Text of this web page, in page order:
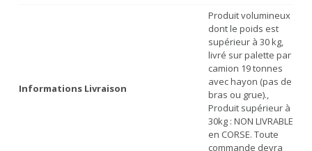
Informations Livraison
Produit volumineux
dont le poids est
supérieur à 30 kg,
livré sur palette par
camion 19 tonnes
avec hayon (pas de
bras ou grue).,
Produit supérieur à
30kg : NON LIVRABLE
en CORSE. Toute
commande devra